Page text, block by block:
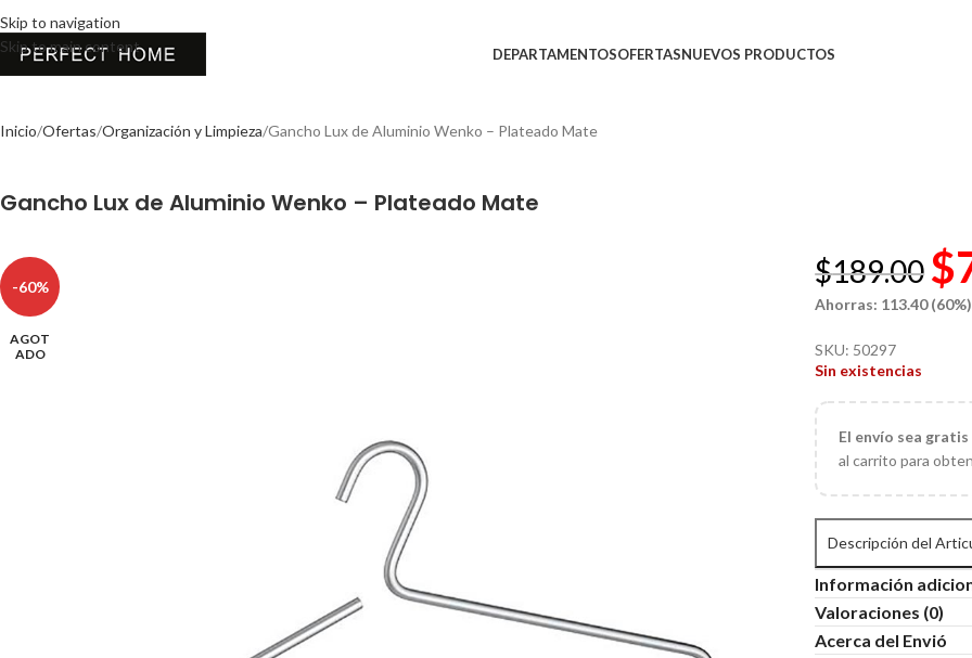
Skip to navigation
Skip to main content
DEPARTAMENTOSOFERTASNUEVOS PRODUCTOS
Inicio Ofertas Organización y Limpieza Gancho Lux de Aluminio Wenko – Plateado Mate
Gancho Lux de Aluminio Wenko – Plateado Mate
-60%
AGOT
ADO
$189.00 $
Ahorras: 113.40 (60%)
SKU: 50297
Sin existencias
El envío sea
al carrito para
Descripción del
Información
Valoraciones (0)
Acerca del Envió